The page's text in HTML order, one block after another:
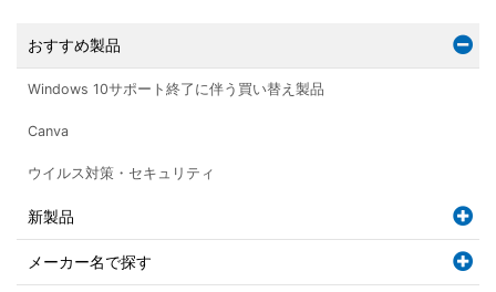
おすすめ製品
Windows 10サポート終了に伴う買い替え製品
Canva
ウイルス対策・セキュリティ
新製品
メーカー名で探す